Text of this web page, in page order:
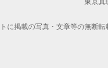
東京真
に掲載の写真・文章等の無断